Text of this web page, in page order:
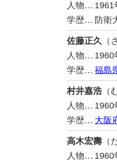
人物… 1961
学歴… 防衛
佐藤正久 （
人物… 1960
学歴… 福島
村井嘉浩（
人物… 1960
学歴… 大阪
高木宏壽 （
人物… 1960